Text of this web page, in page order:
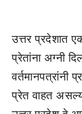
उत्तर प्रदेशात
प्रेतांना अग्नी
वर्तमानपत्रांनी
प्रेत वाहत